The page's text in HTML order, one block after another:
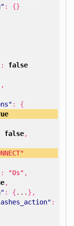
:
{}
:
false
:
{
false,
: "0s" ,
,
: { ... },
: